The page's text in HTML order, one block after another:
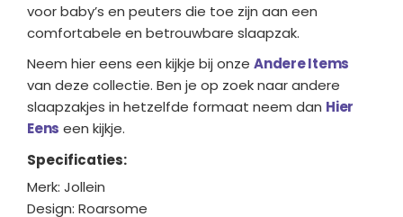
voor baby’s en peuters die toe zijn aan een
comfortabele en betrouwbare slaapzak.
Neem hier eens een kijkje bij onze Andere Items
van deze collectie. Ben je op zoek naar andere
slaapzakjes in hetzelfde formaat neem dan Hier
Eens een kijkje.
Specificaties:
Merk: Jollein
Design: Roarsome